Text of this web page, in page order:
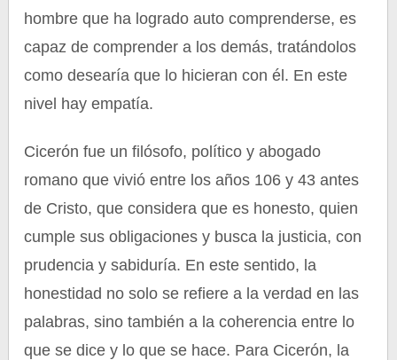
hombre que ha logrado auto comprenderse, es
capaz de comprender a los demás, tratándolos
como desearía que lo hicieran con él. En este
nivel hay empatía.
Cicerón fue un filósofo, político y abogado
romano que vivió entre los años 106 y 43 antes
de Cristo, que considera que es honesto, quien
cumple sus obligaciones y busca la justicia, con
prudencia y sabiduría. En este sentido, la
honestidad no solo se refiere a la verdad en las
palabras, sino también a la coherencia entre lo
que se dice y lo que se hace. Para Cicerón, la